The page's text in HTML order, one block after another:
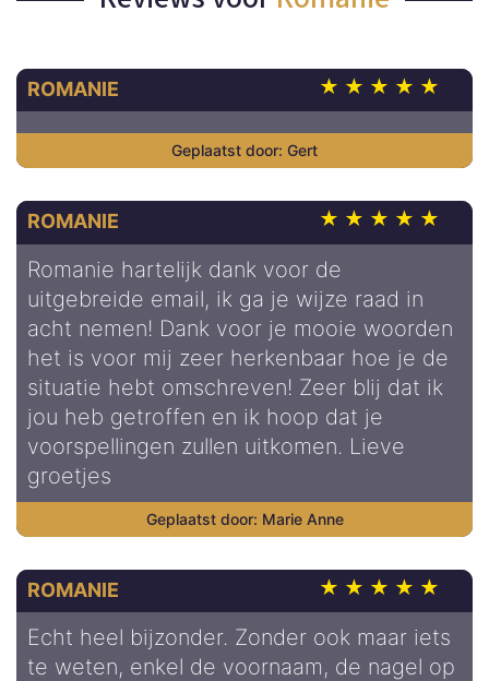
ROMANIE
Gert
ROMANIE
Romanie hartelijk dank voor de
uitgebreide email, ik ga je wijze raad in
acht nemen! Dank voor je mooie woorden
het is voor mij zeer herkenbaar hoe je de
situatie hebt omschreven! Zeer blij dat ik
jou heb getroffen en ik hoop dat je
voorspellingen zullen uitkomen. Lieve
groetjes
Marie Anne
ROMANIE
Echt heel bijzonder. Zonder ook maar iets
te weten, enkel de voornaam, de nagel op